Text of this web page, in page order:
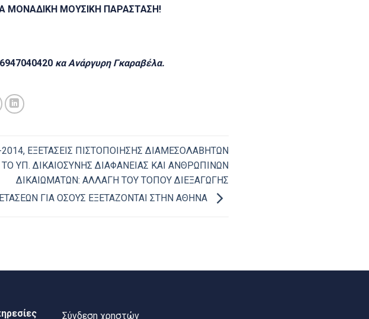
ΜΟΝΑΔΙΚΗ ΜΟΥΣΙΚΗ ΠΑΡΑΣΤΑΣΗ!
κα Ανάργυρη Γκαραβέλα.
ΕΞΕΤΑΣΕΙΣ ΠΙΣΤΟΠΟΙΗΣΗΣ ΔΙΑΜΕΣΟΛΑΒΗΤΩΝ
ΥΠ. ΔΙΚΑΙΟΣΥΝΗΣ ΔΙΑΦΑΝΕΙΑΣ ΚΑΙ ΑΝΘΡΩΠΙΝΩΝ
ΔΙΚΑΙΩΜΑΤΩΝ: ΑΛΛΑΓΗ ΤΟΥ ΤΟΠΟΥ ΔΙΕΞΑΓΩΓΗΣ
ΓΙΑ ΟΣΟΥΣ ΕΞΕΤΑΖΟΝΤΑΙ ΣΤΗΝ ΑΘΗΝΑ
Σύνδεση χρηστών